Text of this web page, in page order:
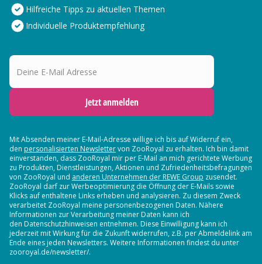
Hilfreiche Tipps zu aktuellen Themen
Individuelle Produktempfehlung
Deine E-Mail Adresse
Jetzt anmelden
Mit Absenden meiner E-Mail-Adresse willige ich bis auf Widerruf ein,
den personalisierten Newslettervon ZooRoyal zu erhalten. Ich bin damit
einverstanden, dass ZooRoyal mir per E-Mail an mich gerichtete Werbung
zu Produkten, Dienstleistungen, Aktionen und Zufriedenheitsbefragungen
von ZooRoyal und anderen Unternehmen der REWE Group zusendet.
ZooRoyal darf zur Werbeoptimierung die Öffnung der E-Mails sowie
Klicks auf enthaltene Links erheben und analysieren. Zu diesem Zweck
verarbeitet ZooRoyal meine personenbezogenen Daten. Nähere
Informationen zur Verarbeitung meiner Daten kann ich
den Datenschutzhinweisen entnehmen. Diese Einwilligung kann ich
jederzeit mit Wirkung für die Zukunft widerrufen, z.B. per Abmeldelink am
Ende eines jeden Newsletters. Weitere Informationen findest du unter
zooroyal.de/newsletter/.